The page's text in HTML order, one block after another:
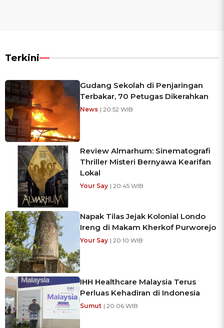
Terkini
Gudang Sekolah di Penjaringan
Terbakar, 70 Petugas Dikerahkan
News | 20:52 WIB
Review Almarhum: Sinematografi
Thriller Misteri Bernyawa Kearifan
Lokal
Your Say | 20:45 WIB
Napak Tilas Jejak Kolonial Londo
Ireng di Makam Kherkof Purworejo
Your Say | 20:10 WIB
IHH Healthcare Malaysia Terus
Perluas Kehadiran di Indonesia
Sumut | 20:06 WIB